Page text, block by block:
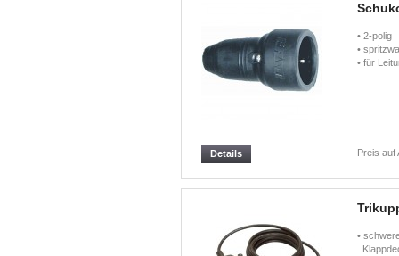
• 2-
•
• für
Preis auf
Details
•